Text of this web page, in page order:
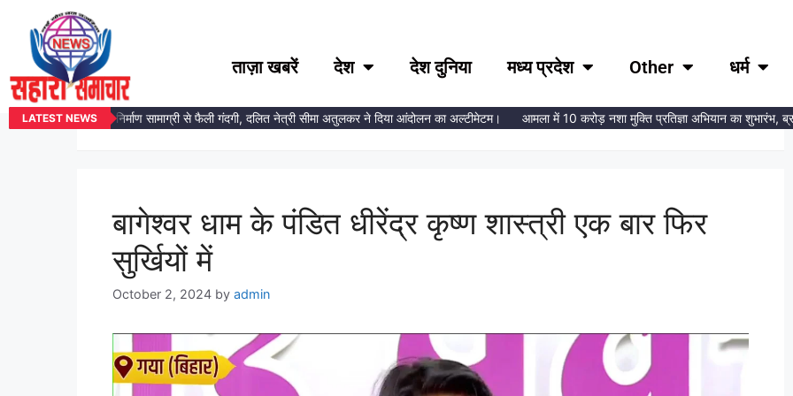
ताज़ा खबरें देश देश दुनिया मध्य प्रदेश Other धर्म
LATEST NEWS
प्रतिमा स्थल पर निर्माण सामाग्री से फैली गंदगी, दलित नेत्री सीमा अतुलकर ने दिया आंदोलन का अल्टीमेटम। आमला में 10 करोड़ नशा मुक्ति प्रतिज्ञा अभियान का शुभारंभ,
#Bageshwar Dham
बागेश्वर धाम के पंडित धीरेंद्र कृष्ण शास्त्री एक बार फिर
सुर्खियों में
October 2, 2024 by admin